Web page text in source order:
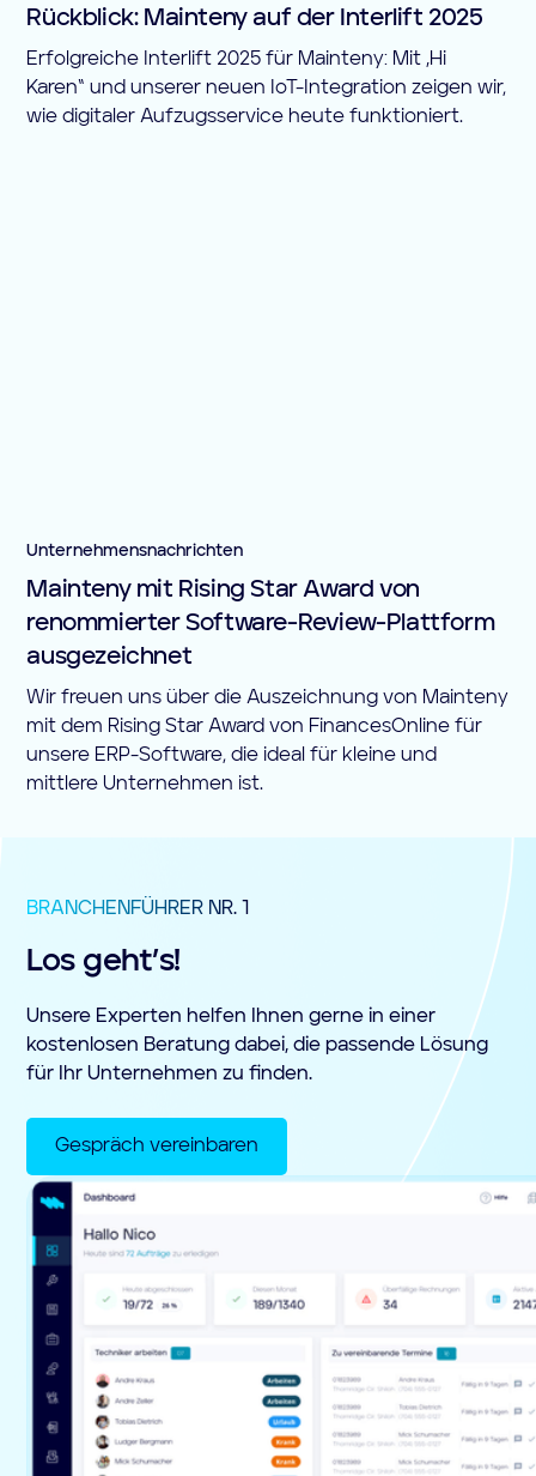
Rückblick: Mainteny auf der Interlift 2025
Erfolgreiche Interlift 2025 für Mainteny: Mit „Hi
Karen“ und unserer neuen IoT-Integration zeigen wir,
wie digitaler Aufzugsservice heute funktioniert.
Unternehmensnachrichten
Mainteny mit Rising Star Award von
renommierter Software-Review-Plattform
ausgezeichnet
Wir freuen uns über die Auszeichnung von Mainteny
mit dem Rising Star Award von FinancesOnline für
unsere ERP-Software, die ideal für kleine und
mittlere Unternehmen ist.
BRANCHENFÜHRER NR. 1
Los geht’s!
Unsere Experten helfen Ihnen gerne in einer
kostenlosen Beratung dabei, die passende Lösung
für Ihr Unternehmen zu finden.
Gespräch vereinbaren